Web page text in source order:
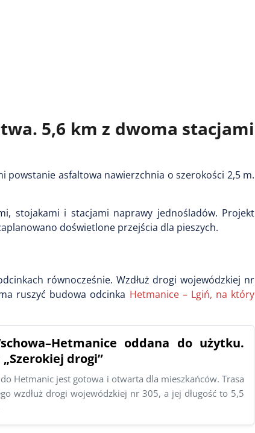
5,6 km z dwoma stacjami
powstanie asfaltowa nawierzchnia o szerokości 2,5 m.
stojakami i stacjami naprawy jednośladów. Projekt
doświetlone przejścia dla pieszych.
równocześnie. Wzdłuż drogi wojewódzkiej nr
ruszyć budowa odcinka Hetmanice – Lgiń, na który
oddana do użytku.
drogi”
Hetmanic jest gotowa i otwarta dla mieszkańców. Trasa
wzdłuż drogi wojewódzkiej nr 305, a jej długość to 5,5